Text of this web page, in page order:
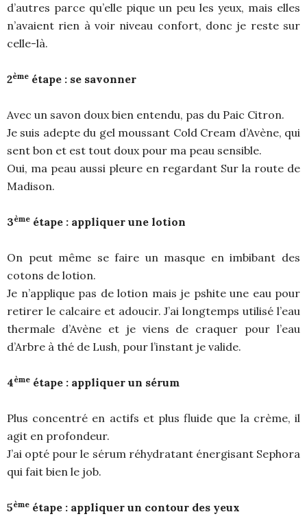
d’autres parce qu’elle pique un peu les yeux, mais elles
n’avaient rien à voir niveau confort, donc je reste sur
celle-là.
2ème étape : se savonner
Avec un savon doux bien entendu, pas du Paic Citron.
Je suis adepte du gel moussant Cold Cream d’Avène, qui
sent bon et est tout doux pour ma peau sensible.
Oui, ma peau aussi pleure en regardant Sur la route de
Madison.
3ème étape : appliquer une lotion
On peut même se faire un masque en imbibant des
cotons de lotion.
Je n’applique pas de lotion mais je pshite une eau pour
retirer le calcaire et adoucir. J’ai longtemps utilisé l’eau
thermale d’Avène et je viens de craquer pour l’eau
d’Arbre à thé de Lush, pour l’instant je valide.
4ème étape : appliquer un sérum
Plus concentré en actifs et plus fluide que la crème, il
agit en profondeur.
J’ai opté pour le sérum réhydratant énergisant Sephora
qui fait bien le job.
5ème étape : appliquer un contour des yeux